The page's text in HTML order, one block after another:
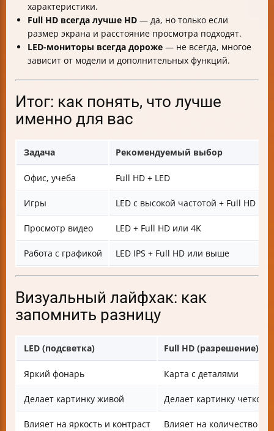
характеристики.
Full HD всегда лучше HD — да, но только если
размер экрана и расстояние просмотра подходят.
LED-мониторы всегда дороже — не всегда, многое
зависит от модели и дополнительных функций.
Итог: как понять, что лучше
именно для вас
Задача Рекомендуемый выбор
Офис, учеба Full HD + LED
Игры LED с высокой частотой + Full HD
Просмотр видео LED + Full HD или 4K
Работа с графикой LED IPS + Full HD или выше
Визуальный лайфхак: как
запомнить разницу
LED (подсветка) Full HD (разрешение)
Яркий фонарь Карта с деталями
Делает картинку живой Делает картинку четкой
Влияет на яркость и контраст Влияет на количество